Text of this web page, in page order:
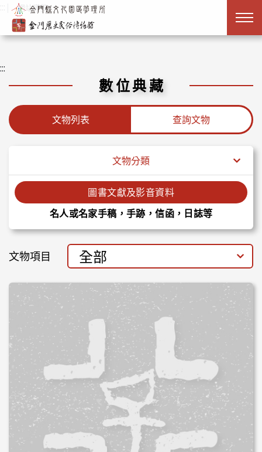
跳到主要內容
網站導覽
:::
數位典藏
文物列表 查詢文物
文物分類
圖書文獻及影音資料
名人或名家手稿，手跡，信函，日誌等
文物項目 全部